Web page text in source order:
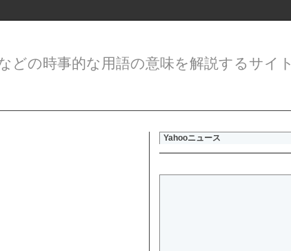
どの時事的な用語の意味を解説するサイト
Yahooニュース